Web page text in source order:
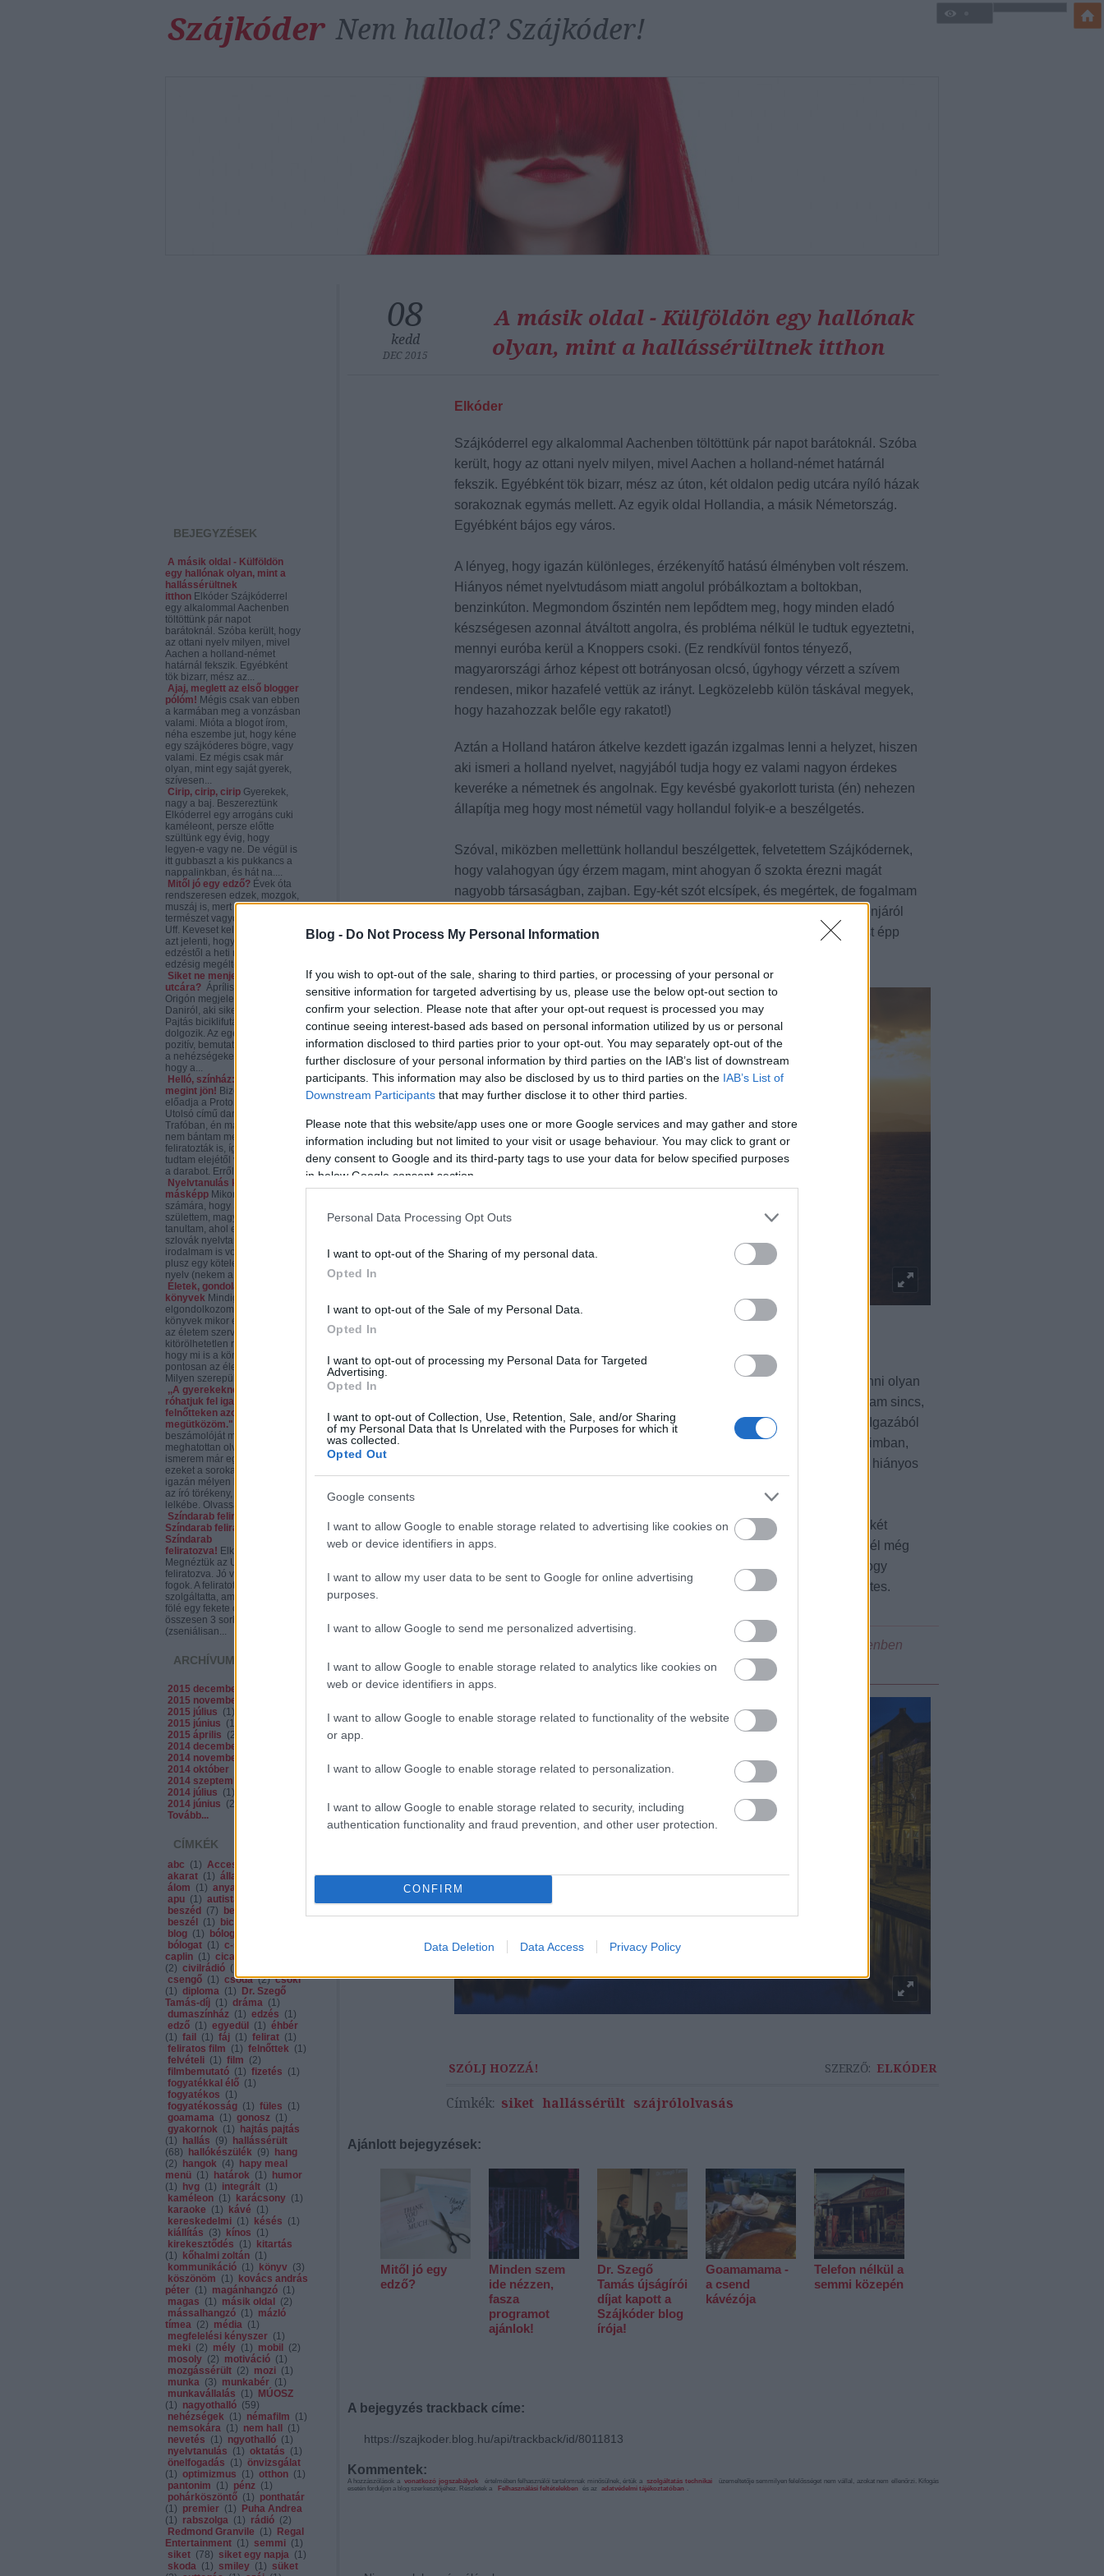
Blog - Do Not Process My Personal Information
If you wish to opt-out of the sale, sharing to third parties, or processing of your personal or
sensitive information for targeted advertising by us, please use the below opt-out section to
confirm your selection. Please note that after your opt-out request is processed you may
continue seeing interest-based ads based on personal information utilized by us or personal
information disclosed to third parties prior to your opt-out. You may separately opt-out of the
further disclosure of your personal information by third parties on the IAB’s list of downstream
participants. This information may also be disclosed by us to third parties on the IAB’s List of
Downstream Participants that may further disclose it to other third parties.
Please note that this website/app uses one or more Google services and may gather and store
information including but not limited to your visit or usage behaviour. You may click to grant or
deny consent to Google and its third-party tags to use your data for below specified purposes
in below Google consent section.
Personal Data Processing Opt Outs
I want to opt-out of the Sharing of my personal data.
Opted In
I want to opt-out of the Sale of my Personal Data.
Opted In
I want to opt-out of processing my Personal Data for Targeted
Advertising.
Opted In
I want to opt-out of Collection, Use, Retention, Sale, and/or Sharing
of my Personal Data that Is Unrelated with the Purposes for which it
was collected.
Opted Out
Google consents
I want to allow Google to enable storage related to advertising like cookies on
web or device identifiers in apps.
I want to allow my user data to be sent to Google for online advertising
purposes.
I want to allow Google to send me personalized advertising.
I want to allow Google to enable storage related to analytics like cookies on
web or device identifiers in apps.
I want to allow Google to enable storage related to functionality of the website
or app.
I want to allow Google to enable storage related to personalization.
I want to allow Google to enable storage related to security, including
authentication functionality and fraud prevention, and other user protection.
CONFIRM
Data Deletion Data Access Privacy Policy
Szájkóder Nem hallod? Szájkóder!
BEJEGYZÉSEK
A másik oldal - Külföldön
egy hallónak olyan, mint a
hallássérültnek
itthon Elkóder Szájkóderrel
egy alkalommal Aachenben
töltöttünk pár napot
barátoknál. Szóba került, hogy
az ottani nyelv milyen, mivel
Aachen a holland-német
határnál fekszik. Egyébként
tök bizarr, mész az...
Ajaj, meglett az első blogger
pólóm! Mégis csak van ebben
a karmában meg a vonzásban
valami. Mióta a blogot írom,
néha eszembe jut, hogy kéne
egy szájkóderes bögre, vagy
valami. Ez mégis csak már
olyan, mint egy saját gyerek,
szívesen...
Cirip, cirip, cirip Gyerekek,
nagy a baj. Beszereztünk
Elkóderrel egy arrogáns cuki
kaméleont, persze előtte
szültünk egy évig, hogy
legyen-e vagy ne. De végül is
itt gubbaszt a kis pukkancs a
nappalinkban, és hát na....
Mitől jó egy edző? Évek óta
rendszeresen edzek, mozgok,
muszáj is, mert hízékony
természet vagyok. (Ez van.
Uff. Keveset kell zabálni. ) Ez
azt jelenti, hogy a heti 2-3
edzéstől a heti minden nap
edzésig megéltem a...
Siket ne menjen bringával
utcára? Áprílis elején az
Origón megjelent egy cikk
Daniról, aki siketként a Hajtás
Pajtás biciklifutáraként
dolgozik. Az egész cikk tök
pozitív, bemutatja a tényeket,
a nehézségeket, rámutat arra,
hogy a...
Helló, színház: az Utolsó
megint jön! Bizony ám, ismét
előadja a Proton Színház az
Utolsó című darabot a
Trafóban, én már voltam rajta,
nem bántam meg, főleg, mert
feliratozták is, így végre
tudtam elejétől végéig követni
a darabot. Erről...
Nyelvtanulás kicsit
másképp Mikor kiderül mások
számára, hogy Szlovákiában
születtem, magyar iskolában
tanultam, ahol emellett
szlovák nyelvtanom és
irodalmam is volt napi szinten,
plusz egy kötelező idegen
nyelv (nekem a...
Életek, gondolatok,
könyvek Mindig
elgondolkozom azon, hogy a
könyvek mikor és miért lettek
az életem szerves,
kitörölhetetlen részei. Meg
hogy mi is a könyvek szerepe
pontosan az életemben.
Milyen szerepük lehet egy...
,,A gyerekeknek ezt nem is
róhatjuk fel igazán, a
felnőtteken azonban néha
megütközöm."
beszámolóját még én is
meghatottan olvastam, pedig
ismerem már egy ideje. De
ezeket a sorokat olvasva
igazán mélyen bele lehet látni
az író törékeny, ám mégis erős
lelkébe. Olvassátok,...
Színdarab feliratozva.
Színdarab feliratozva?
Színdarab
feliratozva! Elkóder:
Megnéztük az Utolsót,
feliratozva. Jó volt. Spoilerezni
fogok. A feliratot egy projektor
szolgáltatta, ami a színpad
fölé egy fekete csíkra vetített,
összesen 3 sorban
(zseniálisan...
ARCHÍVUM
2015 december
2015 november
2015 július (1)
2015 június (1
2015 április (2
2014 december
2014 november
2014 október
2014 szeptember
2014 július (1)
2014 június (2
Tovább...
CÍMKÉK
abc (1) Acces Glasses
akarat (1) államvizsga
álom (1) anya
apu (1) autista
beszéd
(7) beszédhiba
beszél
(1) bicikli
blog (1) bólogass
bólogat (1) c-sz
caplin (1) cica
(2) civilrádió (
csengő (1) csoda (2) csoki
(1) diploma (1)
Dr. Szegő
Tamás-díj (1) dráma (1)
dumaszínház (1) edzés (1)
edző (1) egyedül (1) éhbér
(1) fail (1) fáj (1) felirat (1)
feliratos film (1) felnőttek (1)
felvételi (1) film (2)
filmbemutató (1) fizetés (1)
fogyatékkal élő (1)
fogyatékos (1)
fogyatékosság (1) füles (1)
goamama (1) gonosz (1)
gyakornok (1)
hajtás pajtás
(1) hallás (9)
hallássérült
(68) hallókészülék (9)
hang
(2) hangok (4)
hapy meal
menü (1) határok (1)
humor
(1) hvg (1) integrált (1)
kaméleon (1) karácsony (1)
karaoke (1) kávé (1)
kereskedelmi (1) késés (1)
kiállítás (3) kínos (1)
kirekesztődés (1)
kitartás
(1) kőhalmi zoltán (1)
kommunikáció (1) könyv (3)
köszönöm (1)
kovács andrás
péter (1) magánhangzó (1)
magas (1) másik oldal (2)
mássalhangzó (1) mázló
tímea (2) média (1)
megfelelési kényszer (1)
meki (2) mély (1) mobil (2)
mosoly (2) motiváció (1)
mozgássérült (2) mozi (1)
munka (3) munkabér (1)
munkavállalás (1)
MÚOSZ
(1) nagyothalló (59)
nehézségek (1) némafilm (1)
nemsokára (1) nem hall (1)
nevetés (1) ngyothalló (1)
nyelvtanulás (1) oktatás (1)
önelfogadás (1) önvizsgálat
(1) optimizmus (1) otthon (1)
pantonim (1) pénz (1)
pohárköszöntő (1) ponthatár
(1) premier (1)
Puha Andrea
(1) rabszolga (1) rádió (2)
Redmond Granvile (1)
Regal
Entertainment (1) semmi (1)
siket (78) siket egy napja (1)
skoda (1) smiley (1) süket
A másik oldal - Külföldön egy hallónak
olyan, mint a hallássérültnek itthon
08
kedd
DEC 2015
Elkóder
Szájkóderrel egy alkalommal Aachenben töltöttünk pár napot barátoknál. Szóba
került, hogy az ottani nyelv milyen, mivel Aachen a holland-német határnál
fekszik. Egyébként tök bizarr, mész az úton, két oldalon pedig utcára nyíló házak
sorakoznak egymás mellett. Az egyik oldal Hollandia, a másik Németország.
Egyébként bájos egy város.
A lényeg, hogy igazán különleges, érzékenyítő hatású élményben volt részem.
Hiányos német nyelvtudásom miatt angolul próbálkoztam a boltokban,
benzinkúton. Megmondom őszintén nem lepődtem meg, hogy minden eladó
készségesen azonnal átváltott angolra, és probléma nélkül le tudtuk egyeztetni,
mennyi euróba kerül a Knoppers csoki. (Ez rendkívül fontos tényező,
magyarországi árhoz képest ott botrányosan olcsó, úgyhogy vérzett a szívem
rendesen, mikor hazafelé vettük az irányt. Legközelebb külön táskával megyek,
hogy hazahozzak belőle egy rakatot!)
Aztán a Holland határon átkelve kezdett igazán izgalmas lenni a helyzet, hiszen
aki ismeri a holland nyelvet, nagyjából tudja hogy ez valami nagyon érdekes
keveréke a németnek és angolnak. Egy kevésbé gyakorlott turista (én) nehezen
állapítja meg hogy most németül vagy hollandul folyik-e a beszélgetés.
Szóval, miközben mellettünk hollandul beszélgettek, felvetettem Szájkódernek,
hogy valahogyan úgy érzem magam, mint ahogyan ő szokta érezni magát
nagyobb társaságban, zajban. Egy-két szót elcsípek, és megértek, de fogalmam
sincs miről van szó, és rettentő frusztráló, hogy a vicces beszólások poénjáról
lemaradok. Mindenki elindul valamerre, és én állok értetlenül, hogy most épp
Minden napom ilyen. Hollandiában, sőt, egyáltalán Németországban lenni olyan
volt, mint a Blahán lévő CBA-ban kávét kérni elvitelre, miközben fogalmam sincs,
kérdezte-e már az eladó, hogy cukorral, hánnyal, fahéjjal, kakaóporral? Igazából
mindegy, hol vagyok, mindig lesz egy ilyen fajta bizonytalanság a napjaimban,
mert szájról olvasva az anyanyelvem is olyan verbálisan, mint hallóként hiányos
Megvan azért a szépsége és előnye is. Gond nélkül megérteted magad két
kislánnyal, hogy engedjenek csúszni egyet a vízi bobon, és mikor mennél még
egyet, akkor is simán értik a mosolyodból, gesztusodból, mimikádból, hogy
indítsanak el még egyszer. És ez annyira magától értetődő, és természetes.
A világ legtermészetesebb dolga. Valami olyan érzés, hogy a vadidegenben
élni sem lenne végülis sokkal másabb, mint itthon.
SZÓLJ HOZZÁ! SZERZŐ: ELKÓDER
Címkék: siket hallássérült szájrólolvasás
Ajánlott bejegyzések:
Mitől jó egy
edző?
Minden szem
ide nézzen,
fasza
programot
ajánlok!
Dr. Szegő
Tamás újságírói
díjat kapott a
Szájkóder blog
írója!
Goamamama -
a csend
kávézója
Telefon nélkül a
semmi közepén
A bejegyzés trackback címe:
https://szajkoder.blog.hu/api/trackback/id/8011813
Kommentek:
A hozzászólások a vonatkozó jogszabályok értelmében felhasználói tartalomnak minősülnek, értük a szolgáltatás technikai
üzemeltetője semmilyen felelősséget nem vállal, azokat nem ellenőrzi. Kifogás
esetén forduljon a blog szerkesztőjéhez. Részletek a
Felhasználási feltételekben és az adatvédelmi tájékoztatóban .